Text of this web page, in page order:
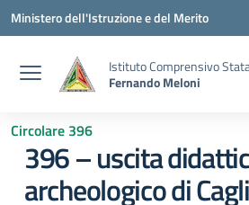
Vai ai contenuti
Vai al menu di navigazione
Vai al footer
Ministero dell'Istruzione e del Merito
Istituto Comprensivo
Fernando Meloni
Circolare 396
396 – uscita
archeologico di